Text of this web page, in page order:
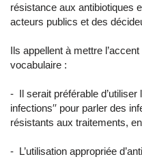
résistance aux antibiotiques
acteurs publics et des
Ils appellent à mettre
vocabulaire :
- Il serait préférable d’utiliser
infections′′ pour parler des
résistants aux traitements,
- L’utilisation appropriée